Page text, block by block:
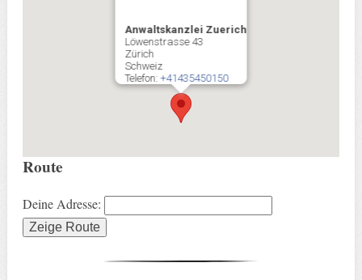
Anwaltskanzlei Zuerich
Löwenstrasse 43
Zürich
Schweiz
Telefon:+41435450150
Route
Deine Adresse: